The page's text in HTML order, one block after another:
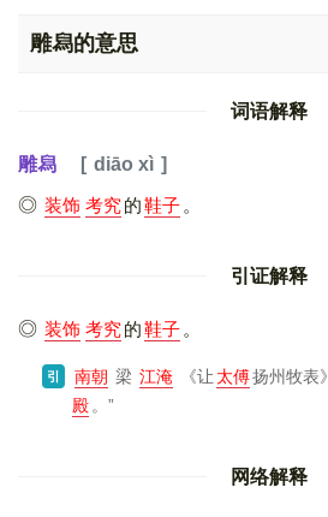
雕舄的意思
词语解释
雕舄
diāo xì
装饰 考究的鞋子 。
引证解释
装饰 考究的鞋子 。
引 南朝 梁 江淹 《让 太傅扬州牧表》
殿 。”
网络解释